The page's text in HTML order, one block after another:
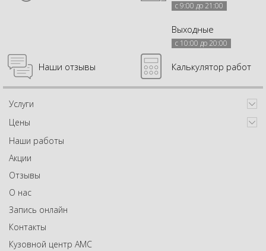
с 9:00 до 21:00
Выходные
с 10:00 до 20:00
Наши отзывы Калькулятор работ
Услуги
Цены
Наши работы
Акции
Отзывы
О нас
Запись онлайн
Контакты
Кузовной центр АМС